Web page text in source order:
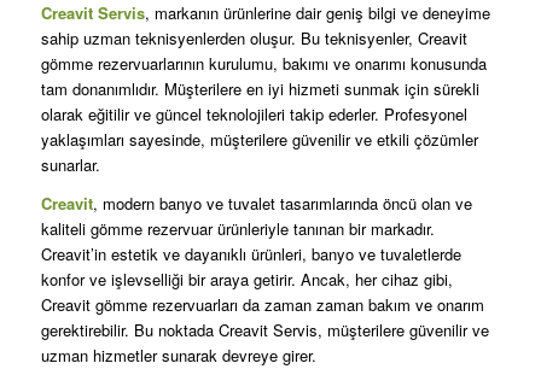
Creavit Servis, markanın ürünlerine dair geniş bilgi ve deneyime
sahip uzman teknisyenlerden oluşur. Bu teknisyenler, Creavit
gömme rezervuarlarının kurulumu, bakımı ve onarımı konusunda
tam donanımlıdır. Müşterilere en iyi hizmeti sunmak için sürekli
olarak eğitilir ve güncel teknolojileri takip ederler. Profesyonel
yaklaşımları sayesinde, müşterilere güvenilir ve etkili çözümler
sunarlar.
Creavit, modern banyo ve tuvalet tasarımlarında öncü olan ve
kaliteli gömme rezervuar ürünleriyle tanınan bir markadır.
Creavit’in estetik ve dayanıklı ürünleri, banyo ve tuvaletlerde
konfor ve işlevselliği bir araya getirir. Ancak, her cihaz gibi,
Creavit gömme rezervuarları da zaman zaman bakım ve onarım
gerektirebilir. Bu noktada Creavit Servis, müşterilere güvenilir ve
uzman hizmetler sunarak devreye girer.